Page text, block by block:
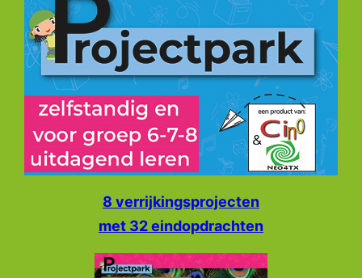
8 verrijkingsprojecten
met 32 eindopdrachten